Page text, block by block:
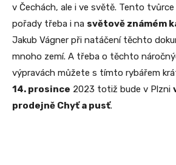
v Čechách, ale i ve světě. Tento
pořady třeba i na světově známém
Jakub Vágner při natáčení těchto
mnoho zemí. A třeba o těchto
výpravách můžete s tímto rybářem
14. prosince 2023 totiž bude v Plzni
prodejně Chyť a pusť.